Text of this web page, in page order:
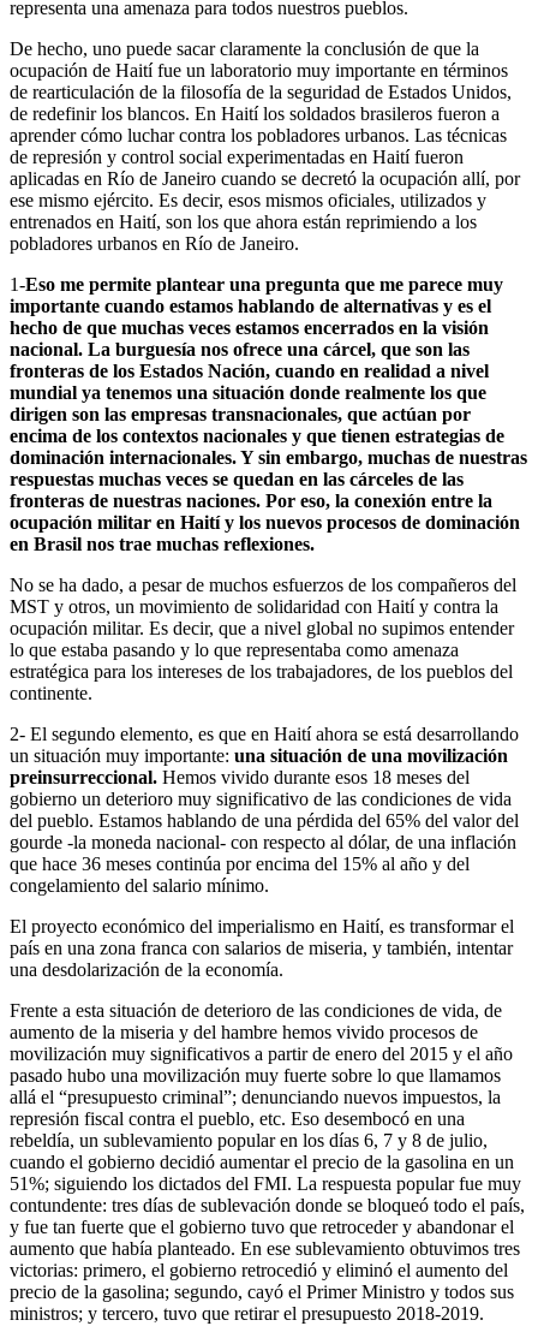
representa una amenaza para todos nuestros pueblos.
De hecho, uno puede sacar claramente la conclusión de que la
ocupación de Haití fue un laboratorio muy importante en términos
de rearticulación de la filosofía de la seguridad de Estados Unidos,
de redefinir los blancos. En Haití los soldados brasileros fueron a
aprender cómo luchar contra los pobladores urbanos. Las técnicas
de represión y control social experimentadas en Haití fueron
aplicadas en Río de Janeiro cuando se decretó la ocupación allí, por
ese mismo ejército. Es decir, esos mismos oficiales, utilizados y
entrenados en Haití, son los que ahora están reprimiendo a los
pobladores urbanos en Río de Janeiro.
1-Eso me permite plantear una pregunta que me parece muy
importante cuando estamos hablando de alternativas y es el
hecho de que muchas veces estamos encerrados en la visión
nacional. La burguesía nos ofrece una cárcel, que son las
fronteras de los Estados Nación, cuando en realidad a nivel
mundial ya tenemos una situación donde realmente los que
dirigen son las empresas transnacionales, que actúan por
encima de los contextos nacionales y que tienen estrategias de
dominación internacionales. Y sin embargo, muchas de nuestras
respuestas muchas veces se quedan en las cárceles de las
fronteras de nuestras naciones. Por eso, la conexión entre la
ocupación militar en Haití y los nuevos procesos de dominación
en Brasil nos trae muchas reflexiones.
No se ha dado, a pesar de muchos esfuerzos de los compañeros del
MST y otros, un movimiento de solidaridad con Haití y contra la
ocupación militar. Es decir, que a nivel global no supimos entender
lo que estaba pasando y lo que representaba como amenaza
estratégica para los intereses de los trabajadores, de los pueblos del
continente.
2- El segundo elemento, es que en Haití ahora se está desarrollando
un situación muy importante: una situación de una movilización
preinsurreccional. Hemos vivido durante esos 18 meses del
gobierno un deterioro muy significativo de las condiciones de vida
del pueblo. Estamos hablando de una pérdida del 65% del valor del
gourde -la moneda nacional- con respecto al dólar, de una inflación
que hace 36 meses continúa por encima del 15% al año y del
congelamiento del salario mínimo.
El proyecto económico del imperialismo en Haití, es transformar el
país en una zona franca con salarios de miseria, y también, intentar
una desdolarización de la economía.
Frente a esta situación de deterioro de las condiciones de vida, de
aumento de la miseria y del hambre hemos vivido procesos de
movilización muy significativos a partir de enero del 2015 y el año
pasado hubo una movilización muy fuerte sobre lo que llamamos
allá el “presupuesto criminal”; denunciando nuevos impuestos, la
represión fiscal contra el pueblo, etc. Eso desembocó en una
rebeldía, un sublevamiento popular en los días 6, 7 y 8 de julio,
cuando el gobierno decidió aumentar el precio de la gasolina en un
51%; siguiendo los dictados del FMI. La respuesta popular fue muy
contundente: tres días de sublevación donde se bloqueó todo el país,
y fue tan fuerte que el gobierno tuvo que retroceder y abandonar el
aumento que había planteado. En ese sublevamiento obtuvimos tres
victorias: primero, el gobierno retrocedió y eliminó el aumento del
precio de la gasolina; segundo, cayó el Primer Ministro y todos sus
ministros; y tercero, tuvo que retirar el presupuesto 2018-2019.